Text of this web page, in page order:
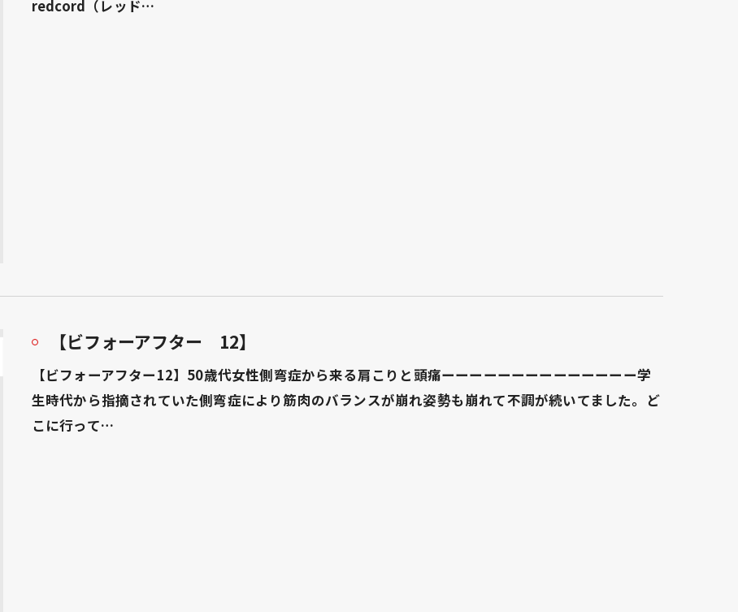
redcord（レッド…
【ビフォーアフター 12】
【ビフォーアフター12】50歳代女性側弯症から来る肩こりと頭痛ーーーーーーーーーーーーーー学
生時代から指摘されていた側弯症により筋肉のバランスが崩れ姿勢も崩れて不調が続いてました。ど
こに行って…